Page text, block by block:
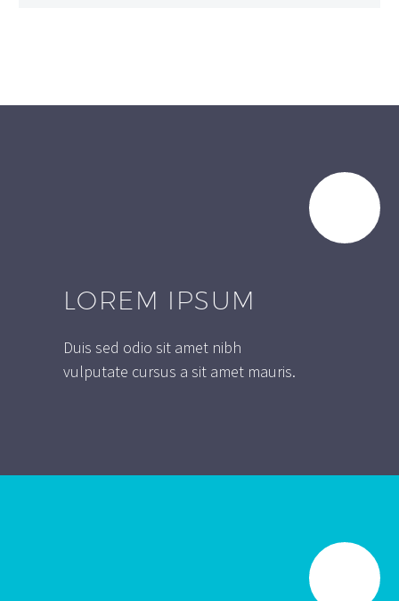
LOREM IPSUM
Duis sed odio sit amet nibh
vulputate cursus a sit amet mauris.